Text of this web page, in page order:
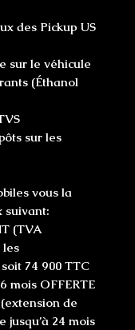
des Pickup US
sur le véhicule
(Éthanol
sur les
vous la
suivant:
(TVA
les
74 900 TTC
mois OFFERTE
de
jusqu’à 24 mois